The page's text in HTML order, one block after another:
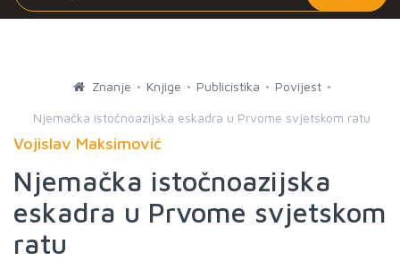
Znanje Knjige Publicistika Povijest
Njemačka istočnoazijska eskadra u Prvome svjetskom ratu
Vojislav Maksimović
Njemačka istočnoazijska
eskadra u Prvome svjetskom
ratu